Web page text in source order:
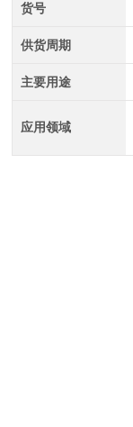
货号
供货周期
主要用途
应用领域